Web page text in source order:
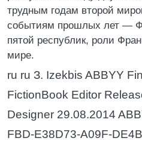
трудным годам второй
событиям прошлых лет —
пятой республик, роли
мире.
ru ru З. Izekbis ABBYY
FictionBook Editor
Designer 29.08.2014
FBD-E38D73-A09F-